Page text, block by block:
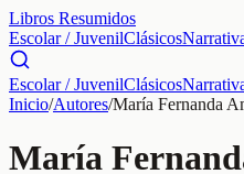
Libros Resumidos
Escolar / JuvenilClásicos
Escolar / JuvenilClásicos
Inicio/Autores/María Fernanda
María